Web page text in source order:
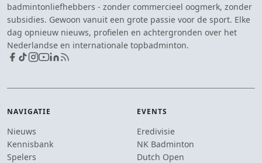
badmintonliefhebbers - zonder commercieel oogmerk, zonder
subsidies. Gewoon vanuit een grote passie voor de sport. Elke
dag opnieuw nieuws, profielen en achtergronden over het
Nederlandse en internationale topbadminton.
NAVIGATIE
Nieuws
Kennisbank
Spelers
EVENTS
Eredivisie
NK Badminton
Dutch Open